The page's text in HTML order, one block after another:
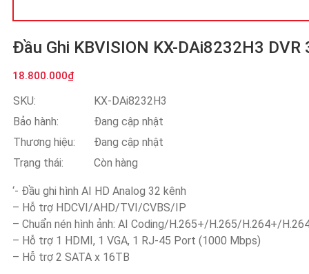
Đầu Ghi KBVISION KX-DAi8232H3
18.800.000₫
SKU:
KX-DAi8232H3
Bảo hành:
Đang cập nhật
Thương hiệu:
Đang cập nhật
Trạng thái:
Còn hàng
‘- Đầu ghi hình AI HD Analog 32 kênh
– Hỗ trợ HDCVI/AHD/TVI/CVBS/IP
– Chuẩn nén hình ảnh: AI Coding/H.265+/H.265/H.264+/
– Hỗ trợ 1 HDMI, 1 VGA, 1 RJ-45 Port (1000 Mbps)
– Hỗ trợ 2 SATA x 16TB